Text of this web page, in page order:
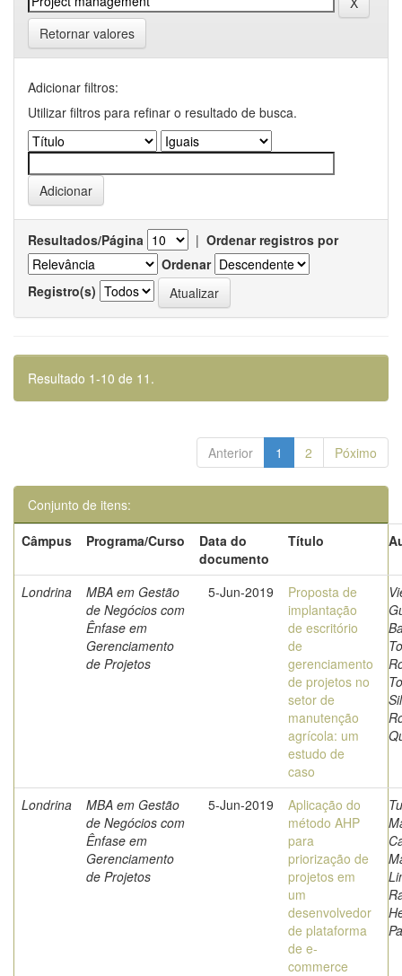
Retornar valores
Adicionar filtros:
Utilizar filtros para refinar o resultado de busca.
Resultados/Página | Ordenar registros por
Ordenar
Registro(s)
Resultado 1-10 de 11.
Anterior 1 2 Póximo
Conjunto de itens:
Câmpus
Programa/Curso
Data do
documento
Título
Londrina
MBA em Gestão
de Negócios com
Ênfase em
Gerenciamento
de Projetos
5-Jun-2019
Proposta de
implantação
de escritório
de
gerenciamento
de projetos no
setor de
manutenção
agrícola: um
estudo de
caso
Londrina
MBA em Gestão
de Negócios com
Ênfase em
Gerenciamento
de Projetos
5-Jun-2019
Aplicação do
método AHP
para
priorização de
projetos em
um
desenvolvedor
de plataforma
de e-
commerce